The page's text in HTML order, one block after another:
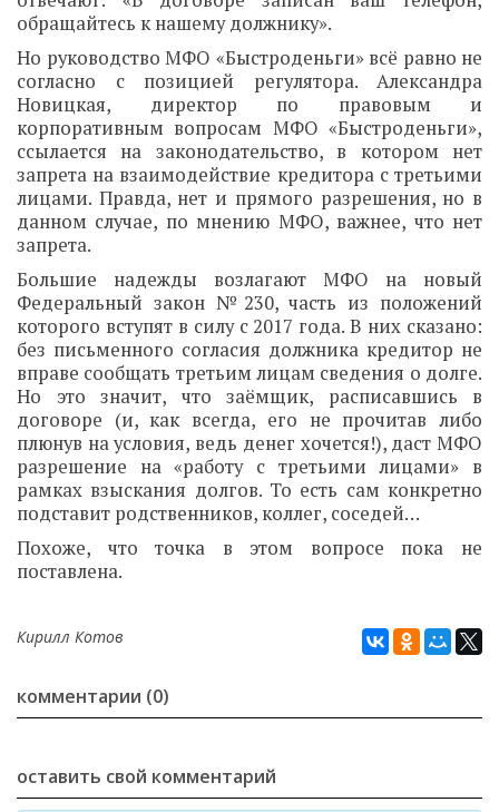
обращайтесь к нашему должнику».
Но руководство МФО «Быстроденьги» всё равно не
согласно с позицией регулятора. Александра
Новицкая, директор по правовым и
корпоративным вопросам МФО «Быстроденьги»,
ссылается на законодательство, в котором нет
запрета на взаимодействие кредитора с третьими
лицами. Правда, нет и прямого разрешения, но в
данном случае, по мнению МФО, важнее, что нет
запрета.
Большие надежды возлагают МФО на новый
Федеральный закон №230, часть из положений
которого вступят в силу с 2017 года. В них сказано:
без письменного согласия должника кредитор не
вправе сообщать третьим лицам сведения о долге.
Но это значит, что заёмщик, расписавшись в
договоре (и, как всегда, его не прочитав либо
плюнув на условия, ведь денег хочется!), даст МФО
разрешение на «работу с третьими лицами» в
рамках взыскания долгов. То есть сам конкретно
подставит родственников, коллег, соседей…
Похоже, что точка в этом вопросе пока не
поставлена.
Кирилл Котов
комментарии (0)
оставить свой комментарий